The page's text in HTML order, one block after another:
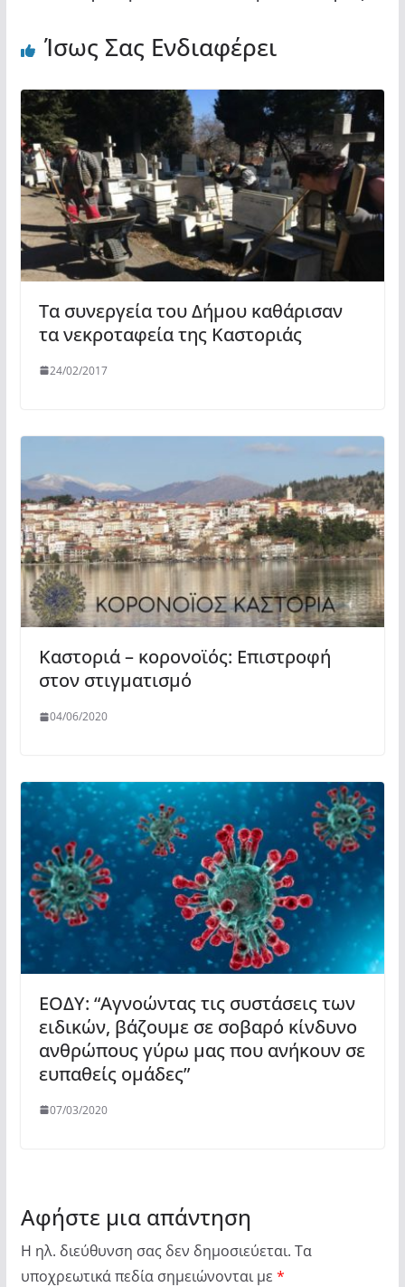
Ίσως Σας Ενδιαφέρει
Τα συνεργεία του Δήμου καθάρισαν
τα νεκροταφεία της Καστοριάς
24/02/2017
Καστοριά – κορονοϊός: Επιστροφή
στον στιγματισμό
04/06/2020
ΕΟΔΥ: “Αγνοώντας τις συστάσεις των
ειδικών, βάζουμε σε σοβαρό κίνδυνο
ανθρώπους γύρω μας που ανήκουν σε
ευπαθείς ομάδες”
07/03/2020
Αφήστε μια απάντηση
Η ηλ. διεύθυνση σας δεν δημοσιεύεται. Τα
υποχρεωτικά πεδία σημειώνονται με *